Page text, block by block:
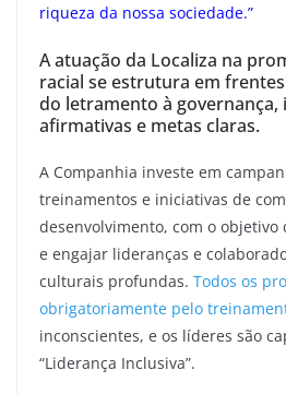
riqueza da nossa sociedade.”
A atuação da Localiza na
racial se estrutura em
do letramento à governança,
afirmativas e metas claras.
A Companhia investe em
treinamentos e iniciativas de
desenvolvimento, com o objetivo
e engajar lideranças e
culturais profundas. Todos os
obrigatoriamente pelo
inconscientes, e os líderes são
“Liderança Inclusiva”.